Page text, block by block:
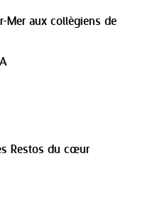
Mer aux collègiens de
Restos du cœur